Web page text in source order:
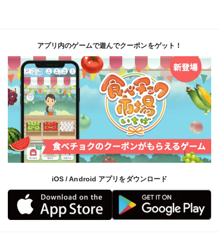
い方法(基準の1/10以下)にて生産しております。
▼最短発送日について
天候や野菜の成長具合も有るので、最短の発送はご注文
頂いた日より2日後からとさせて頂きます。
ご理解の程よろしくお願いいたします。
▼配送地域についてのご注意
お届けに2日以上かかるエリア(北海道・九州・離島)に
は発送していませんのでご注意ください。
▼保存・賞味期限について
野菜が到着後は速やかに開封し冷蔵をオススメ致しま
上3日前後が美味しく頂ける期間です。尚、農薬を極力
減らして栽培しています。出荷時の洗浄及びチェックは
アプリ内のゲームで遊んでクーポンをゲット！
iOS / Android アプリをダウンロード